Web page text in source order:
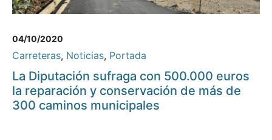
04/10/2020
Carreteras, Noticias, Portada
La Diputación sufraga con 500.000 euros
la reparación y conservación de más de
300 caminos municipales